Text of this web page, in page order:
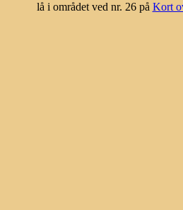
lå i området ved nr. 26 på Kort